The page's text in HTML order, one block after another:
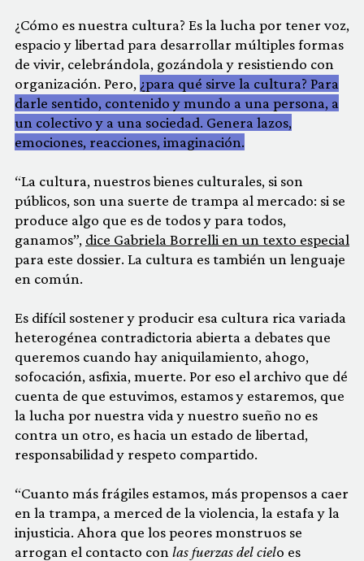
¿Cómo es nuestra cultura? Es la lucha por tener voz,
espacio y libertad para desarrollar múltiples formas
de vivir, celebrándola, gozándola y resistiendo con
organización. Pero, ¿para qué sirve la cultura? Para
darle sentido, contenido y mundo a una persona, a
un colectivo y a una sociedad. Genera lazos,
emociones, reacciones, imaginación.
“La cultura, nuestros bienes culturales, si son
públicos, son una suerte de trampa al mercado: si se
produce algo que es de todos y para todos,
ganamos”, dice Gabriela Borrelli en un texto especial
para este dossier. La cultura es también un lenguaje
en común.
Es difícil sostener y producir esa cultura rica variada
heterogénea contradictoria abierta a debates que
queremos cuando hay aniquilamiento, ahogo,
sofocación, asfixia, muerte. Por eso el archivo que dé
cuenta de que estuvimos, estamos y estaremos, que
la lucha por nuestra vida y nuestro sueño no es
contra un otro, es hacia un estado de libertad,
responsabilidad y respeto compartido.
“Cuanto más frágiles estamos, más propensos a caer
en la trampa, a merced de la violencia, la estafa y la
injusticia. Ahora que los peores monstruos se
arrogan el contacto con las fuerzas del cielo es